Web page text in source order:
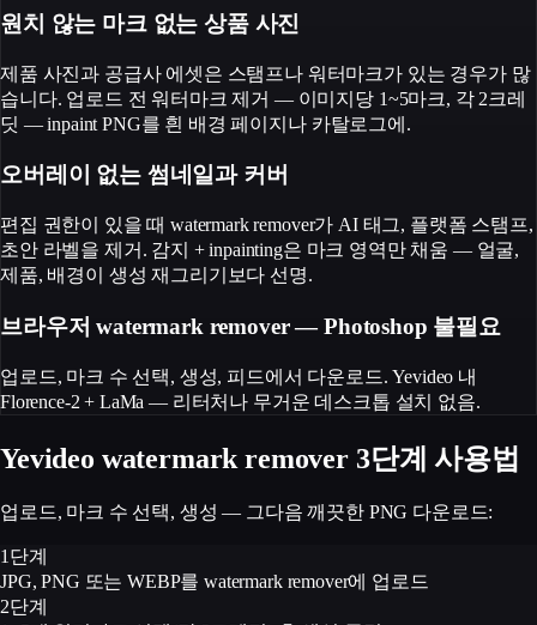
원치 않는 마크 없는 상품 사진
제품 사진과 공급사 에셋은 스탬프나 워터마크가 있는 경우가 많
습니다. 업로드 전 워터마크 제거 — 이미지당 1~5마크, 각 2크레
딧 — inpaint PNG를 흰 배경 페이지나 카탈로그에.
오버레이 없는 썸네일과 커버
편집 권한이 있을 때 watermark remover가 AI 태그, 플랫폼 스탬프,
초안 라벨을 제거. 감지 + inpainting은 마크 영역만 채움 — 얼굴,
제품, 배경이 생성 재그리기보다 선명.
브라우저 watermark remover — Photoshop 불필요
업로드, 마크 수 선택, 생성, 피드에서 다운로드. Yevideo 내
Florence-2 + LaMa — 리터처나 무거운 데스크톱 설치 없음.
Yevideo watermark remover 3단계 사용법
업로드, 마크 수 선택, 생성 — 그다음 깨끗한 PNG 다운로드:
1단계
JPG, PNG 또는 WEBP를 watermark remover에 업로드
2단계